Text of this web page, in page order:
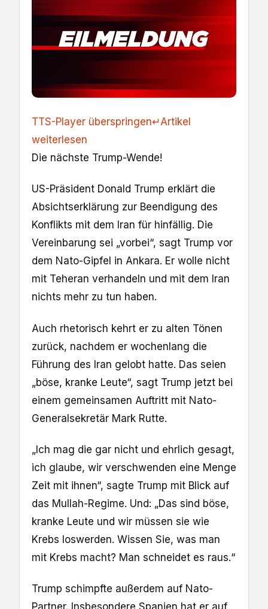
TTS-Player überspringen↵Artikel
weiterlesen
Die nächste Trump-Wende!
US-Präsident Donald Trump erklärt die
Absichtserklärung zur Beendigung des
Konflikts mit dem Iran für hinfällig. Die
Vereinbarung sei „vorbei“, sagt Trump vor
dem Nato-Gipfel in Ankara. Er wolle nicht
mit Teheran verhandeln und mit dem Iran
nichts mehr zu tun haben.
Auch rhetorisch kehrt er zu alten Tönen
zurück, nachdem er wochenlang die
Führung des Iran gelobt hatte. Das seien
„böse, kranke Leute“, sagt Trump jetzt bei
einem gemeinsamen Auftritt mit Nato-
Generalsekretär Mark Rutte.
„Ich mag die gar nicht und ehrlich gesagt,
ich glaube, wir verschwenden eine Menge
Zeit mit ihnen“, sagte Trump mit Blick auf
das Mullah-Regime. Und: „Das sind böse,
kranke Leute und wir müssen sie wie
Krebs loswerden. Wissen Sie, was man
mit Krebs macht? Man schneidet es raus.“
Trump schimpfte außerdem auf Nato-
Partner. Insbesondere Spanien hat er auf